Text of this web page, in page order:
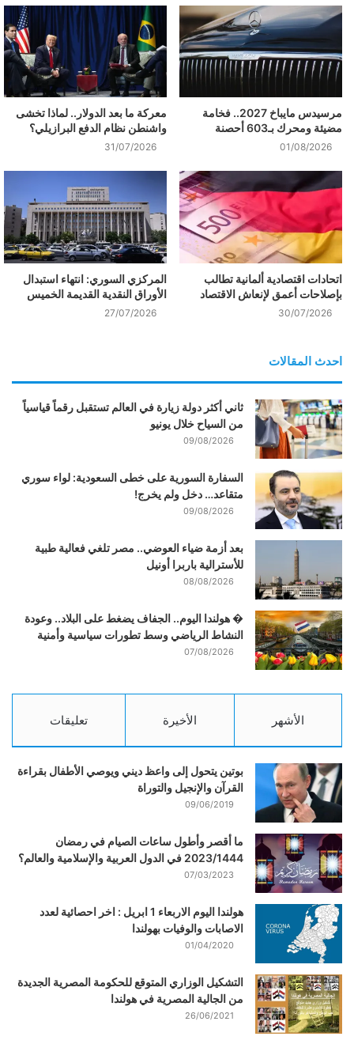
مرسيدس مايباخ 2027.. فخامة
مضيئة ومحرك بـ603 أحصنة
01/08/2026
معركة ما بعد الدولار.. لماذا تخشى
واشنطن نظام الدفع البرازيلي؟
31/07/2026
اتحادات اقتصادية ألمانية تطالب
بإصلاحات أعمق لإنعاش الاقتصاد
30/07/2026
المركزي السوري: انتهاء استبدال
الأوراق النقدية القديمة الخميس
27/07/2026
احدث المقالات
ثاني أكثر دولة زيارة في العالم تستقبل رقماً قياسياً
من السياح خلال يونيو
09/08/2026
السفارة السورية على خطى السعودية: لواء سوري
متقاعد… دخل ولم يخرج!
09/08/2026
بعد أزمة ضياء العوضي.. مصر تلغي فعالية طبية
للأسترالية باربرا أونيل
08/08/2026
� هولندا اليوم.. الجفاف يضغط على البلاد.. وعودة
النشاط الرياضي وسط تطورات سياسية وأمنية
07/08/2026
الأشهر الأخيرة تعليقات
بوتين يتحول إلى واعظ ديني ويوصي الأطفال بقراءة
القرآن والإنجيل والتوراة
09/06/2019
ما أقصر وأطول ساعات الصيام في رمضان
2023/1444 في الدول العربية والإسلامية والعالم؟
07/03/2023
هولندا اليوم الاربعاء 1 ابريل : اخر احصائية لعدد
الاصابات والوفيات بهولندا
01/04/2020
التشكيل الوزاري المتوقع للحكومة المصرية الجديدة
من الجالية المصرية في هولندا
26/06/2021